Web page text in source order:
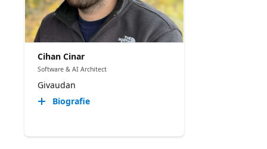
Cihan Cinar
Software & AI Architect
Givaudan
Biografie